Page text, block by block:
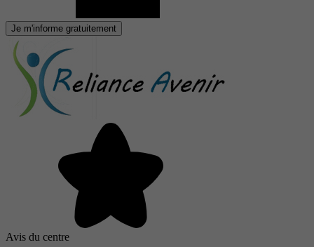
Je m'informe gratuitement
Avis du centre